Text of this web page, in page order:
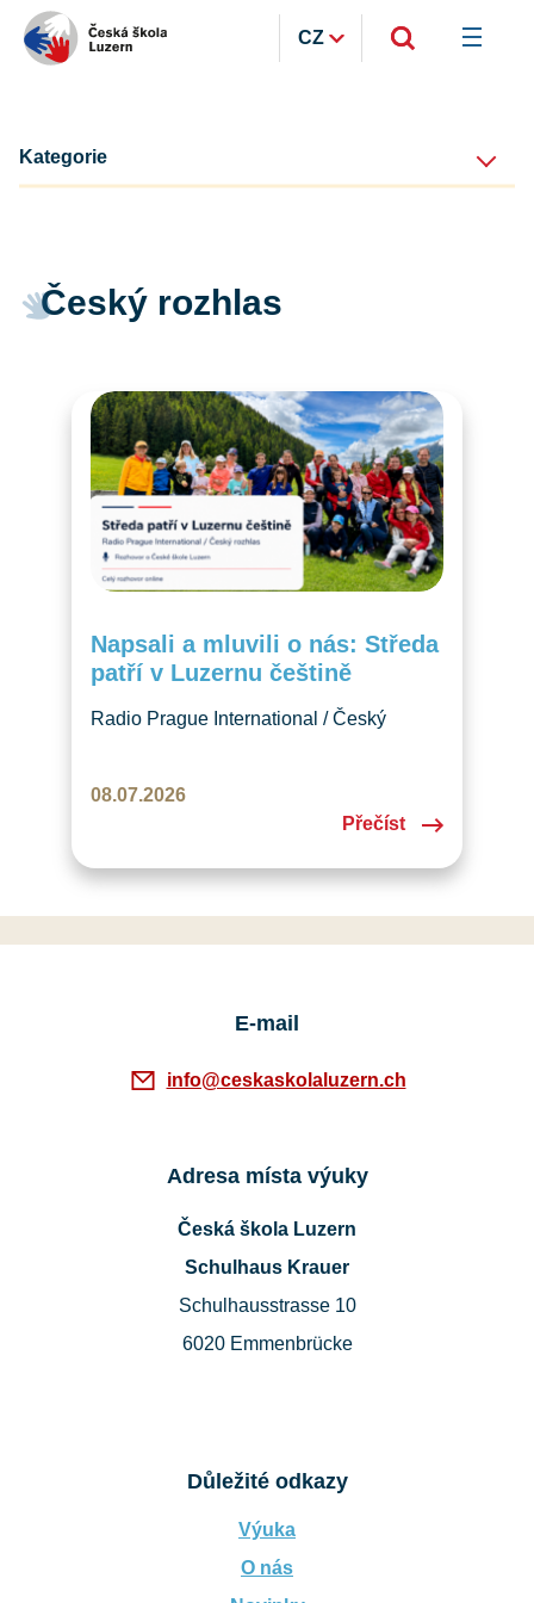
CZ
Český rozhlas
Napsali a mluvili o nás: Středa
patří v Luzernu češtině
Radio Prague International / Český
v zahraničí. Rozhovor krásně zachycuje
naši školu, děti, češtinu i komunitu, kterou
08.07.2026
Přečíst
Kategorie
E-mail
info@ceskaskolaluzern.ch
Adresa místa výuky
Česká škola Luzern
Schulhaus Krauer
Schulhausstrasse 10
6020 Emmenbrücke
Důležité odkazy
Výuka
O nás